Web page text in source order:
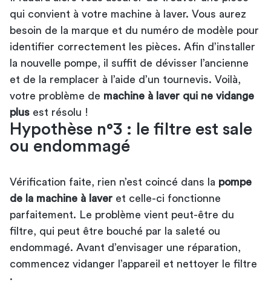
qui convient à votre machine à laver. Vous aurez
besoin de la marque et du numéro de modèle pour
identifier correctement les pièces. Afin d’installer
la nouvelle pompe, il suffit de dévisser l’ancienne
et de la remplacer à l’aide d’un tournevis. Voilà,
votre problème de machine à laver qui ne vidange
plus est résolu !
Hypothèse n°3 : le filtre est sale
ou endommagé
Vérification faite, rien n’est coincé dans la pompe
de la machine à laver et celle-ci fonctionne
parfaitement. Le problème vient peut-être du
filtre, qui peut être bouché par la saleté ou
endommagé. Avant d’envisager une réparation,
commencez vidanger l’appareil et nettoyer le filtre